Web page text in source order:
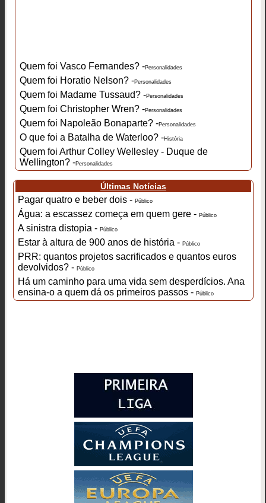
Quem foi Vasco Fernandes? -Personalidades
Quem foi Horatio Nelson? -Personalidades
Quem foi Madame Tussaud? -Personalidades
Quem foi Christopher Wren? -Personalidades
Quem foi Napoleão Bonaparte? -Personalidades
O que foi a Batalha de Waterloo? -História
Quem foi Arthur Colley Wellesley - Duque de
Wellington? -Personalidades
Últimas Notícias
Pagar quatro e beber dois - Público
Água: a escassez começa em quem gere - Público
A sinistra distopia - Público
Estar à altura de 900 anos de história - Público
PRR: quantos projetos sacrificados e quantos euros
devolvidos? - Público
Há um caminho para uma vida sem desperdícios. Ana
ensina-o a quem dá os primeiros passos - Público